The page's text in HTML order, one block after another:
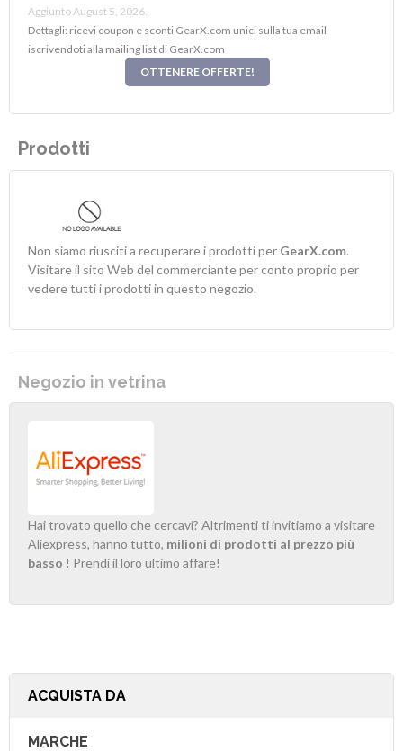
Aggiunto August 5, 2026.
Dettagli: ricevi coupon e sconti GearX.com unici sulla tua email
iscrivendoti alla mailing list di GearX.com
OTTENERE OFFERTE!
Prodotti
Non siamo riusciti a recuperare i prodotti per GearX.com.
Visitare il sito Web del commerciante per conto proprio per
vedere tutti i prodotti in questo negozio.
Negozio in vetrina
Hai trovato quello che cercavi? Altrimenti ti invitiamo a visitare
Aliexpress, hanno tutto, milioni di prodotti al prezzo più
basso ! Prendi il loro ultimo affare!
ACQUISTA DA
MARCHE